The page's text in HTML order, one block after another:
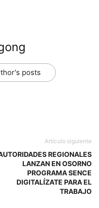
posts
Artículo siguiente
REGIONALES
LANZAN EN OSORNO
PROGRAMA SENCE
DIGITALÍZATE PARA EL
TRABAJO